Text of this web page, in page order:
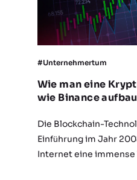
#Unternehmertum
Wie man eine
wie Binance
Die Blockchain-
Einführung im Jahr
Internet eine